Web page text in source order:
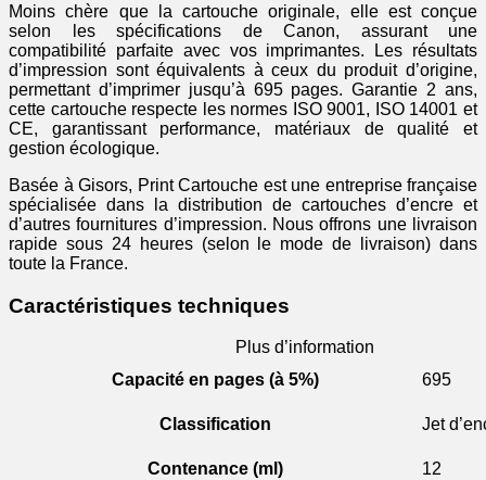
Moins chère que la cartouche originale, elle est conçue
selon les spécifications de Canon, assurant une
compatibilité parfaite avec vos imprimantes. Les résultats
d’impression sont équivalents à ceux du produit d’origine,
permettant d’imprimer jusqu’à 695 pages. Garantie 2 ans,
cette cartouche respecte les normes ISO 9001, ISO 14001 et
CE, garantissant performance, matériaux de qualité et
gestion écologique.
Basée à Gisors, Print Cartouche est une entreprise française
spécialisée dans la distribution de cartouches d’encre et
d’autres fournitures d’impression. Nous offrons une livraison
rapide sous 24 heures (selon le mode de livraison) dans
toute la France.
Caractéristiques techniques
Plus d’information
Capacité en pages (à 5%)
695
Classification Jet
Contenance (ml) 12